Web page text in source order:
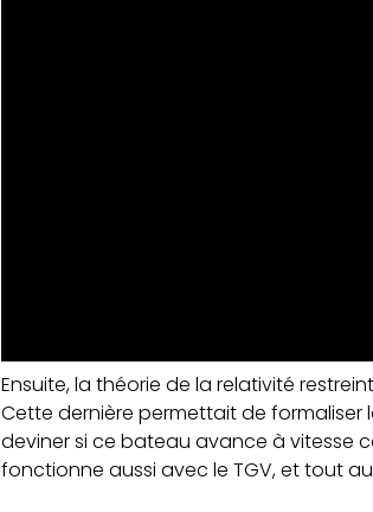
Ensuite, la théorie de la relativité
Cette dernière permettait de
deviner si ce bateau avance à vitesse
fonctionne aussi avec le TGV, et tout